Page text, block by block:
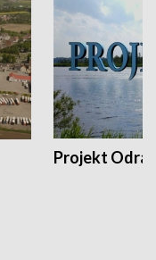
Projekt Odra